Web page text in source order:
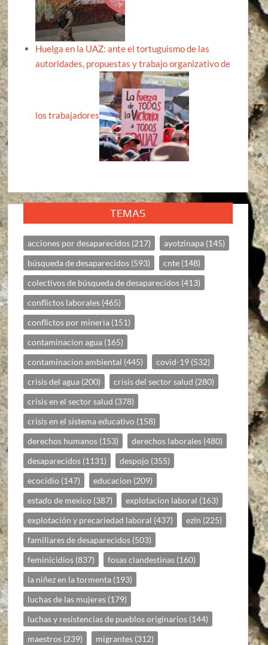
Huelga en la UAZ: ante el tortuguismo de las
autoridades, propuestas y trabajo organizativo de
los trabajadores
TEMAS
acciones por desaparecidos (217) ayotzinapa (145)
búsqueda de desaparecidos (593) cnte (148)
colectivos de búsqueda de desaparecidos (413)
conflictos laborales (465)
conflictos por mineria (151)
contaminacion agua (165)
contaminacion ambiental (445) covid-19 (532)
crisis del agua (200) crisis del sector salud (280)
crisis en el sector salud (378)
crisis en el sistema educativo (158)
derechos humanos (153) derechos laborales (480)
desaparecidos (1131) despojo (355)
ecocidio (147) educacion (209)
estado de mexico (387) explotacion laboral (163)
explotación y precariedad laboral (437) ezln (225)
familiares de desaparecidos (503)
feminicidios (837) fosas clandestinas (160)
la niñez en la tormenta (193)
luchas de las mujeres (179)
luchas y resistencias de pueblos originarios (144)
maestros (239) migrantes (312)